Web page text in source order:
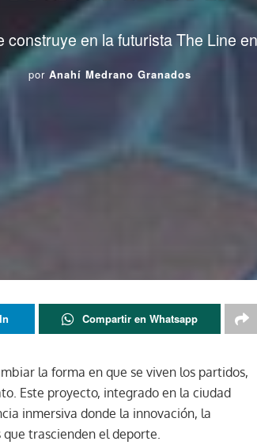
construye en la futurista The Line
por Anahí Medrano Granados
Compartir en Whatsapp
la forma en que se viven los partidos,
Este proyecto, integrado en la ciudad
inmersiva donde la innovación, la
trascienden el deporte.